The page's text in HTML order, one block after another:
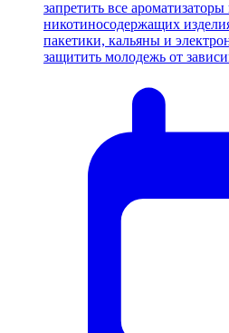
запретить все
никотиносодержащих
пакетики, кальяны и
защитить молодежь от